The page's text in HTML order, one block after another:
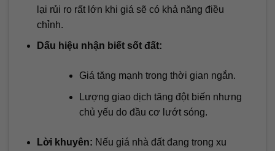
lại rủi ro rất lớn khi giá sẽ có khả năng điều
chỉnh.
Dấu hiệu nhận biết sốt đất:
Giá tăng mạnh trong thời gian ngắn.
Lượng giao dịch tăng đột biến nhưng
chủ yếu do đầu cơ lướt sóng.
Lời khuyên: Nếu giá nhà đất đang trong xu